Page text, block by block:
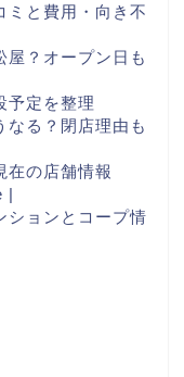
ミと費用・向き不
屋？オープン日も
予定を整理
なる？閉店理由も
在の店舗情報
|
ションとコープ情